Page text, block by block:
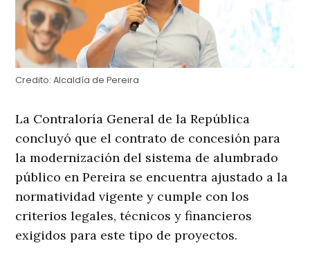
Credito: Alcaldía de Pereira
La Contraloría General de la República
concluyó que el contrato de concesión para
la modernización del sistema de alumbrado
público en Pereira se encuentra ajustado a la
normatividad vigente y cumple con los
criterios legales, técnicos y financieros
exigidos para este tipo de proyectos.